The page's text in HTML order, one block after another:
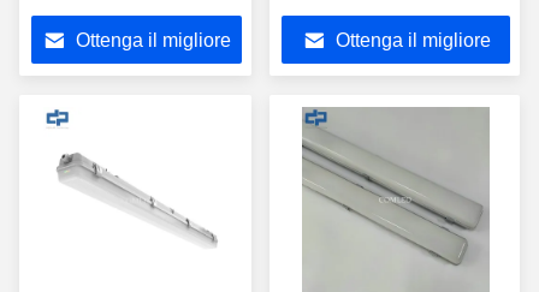
Fabbricazione
industriale
Ottenga il migliore
anni di garanzia
Ottenga il migliore